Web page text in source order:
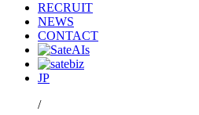
RECRUIT
NEWS
CONTACT
JP
/